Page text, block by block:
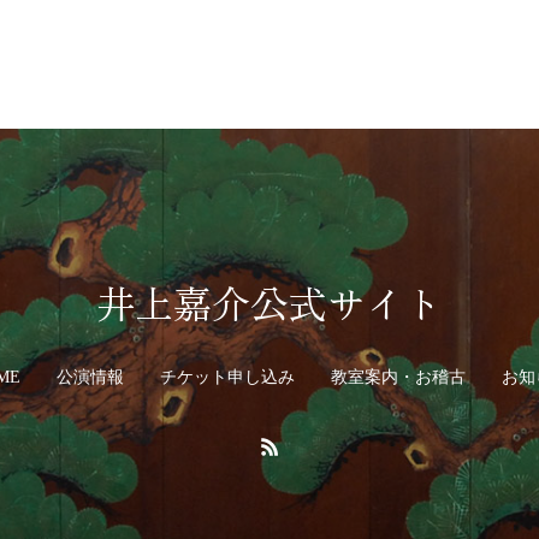
井上嘉介公式サイト
公演情報 チケット申し込み 教室案内・お稽古 お知